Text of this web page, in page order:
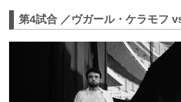
第4試合 ／ヴガール・ケラモフ